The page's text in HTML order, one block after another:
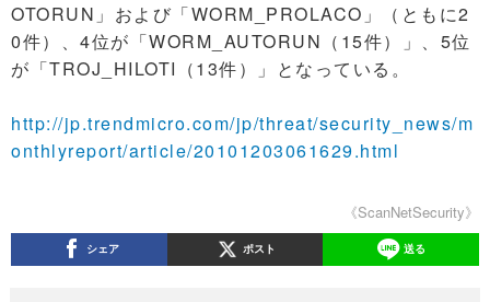
OTORUN」および「WORM_PROLACO」（ともに2
0件）、4位が「WORM_AUTORUN（15件）」、5位
が「TROJ_HILOTI（13件）」となっている。
http://jp.trendmicro.com/jp/threat/security_news/m
onthlyreport/article/20101203061629.html
《ScanNetSecurity》
シェア ポスト 送る